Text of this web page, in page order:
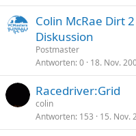
Colin McRae Dirt
Diskussion
Postmaster
Antworten 0 18. Nov.
Racedriver:Grid
colin
Antworten 153 15. Nov.